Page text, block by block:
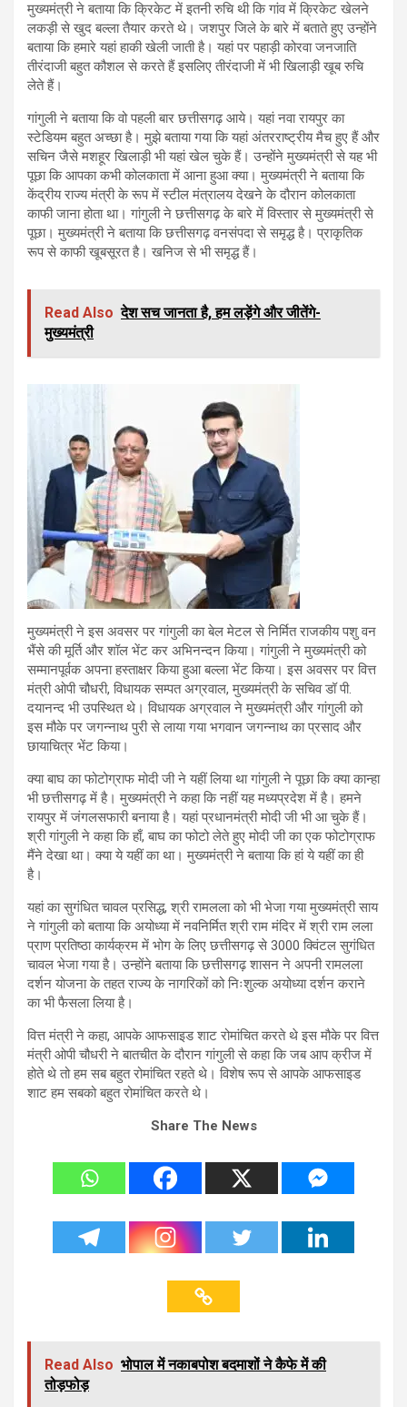
मुख्यमंत्री ने बताया कि क्रिकेट में इतनी रुचि थी कि गांव में क्रिकेट खेलने
लकड़ी से खुद बल्ला तैयार करते थे। जशपुर जिले के बारे में बताते हुए उन्होंने
बताया कि हमारे यहां हाकी खेली जाती है। यहां पर पहाड़ी कोरवा जनजाति
तीरंदाजी बहुत कौशल से करते हैं इसलिए तीरंदाजी में भी खिलाड़ी खूब रुचि
लेते हैं।
गांगुली ने बताया कि वो पहली बार छत्तीसगढ़ आये। यहां नवा रायपुर का
स्टेडियम बहुत अच्छा है। मुझे बताया गया कि यहां अंतरराष्ट्रीय मैच हुए हैं और
सचिन जैसे मशहूर खिलाड़ी भी यहां खेल चुके हैं। उन्होंने मुख्यमंत्री से यह भी
पूछा कि आपका कभी कोलकाता में आना हुआ क्या। मुख्यमंत्री ने बताया कि
केंद्रीय राज्य मंत्री के रूप में स्टील मंत्रालय देखने के दौरान कोलकाता
काफी जाना होता था। गांगुली ने छत्तीसगढ़ के बारे में विस्तार से मुख्यमंत्री से
पूछा। मुख्यमंत्री ने बताया कि छत्तीसगढ़ वनसंपदा से समृद्ध है। प्राकृतिक
रूप से काफी खूबसूरत है। खनिज से भी समृद्ध हैं।
Read Also देश सच जानता है, हम लड़ेंगे और जीतेंगे-
मुख्यमंत्री
मुख्यमंत्री ने इस अवसर पर गांगुली का बेल मेटल से निर्मित राजकीय पशु वन
भैंसे की मूर्ति और शॉल भेंट कर अभिनन्दन किया। गांगुली ने मुख्यमंत्री को
सम्मानपूर्वक अपना हस्ताक्षर किया हुआ बल्ला भेंट किया। इस अवसर पर वित्त
मंत्री ओपी चौधरी, विधायक सम्पत अग्रवाल, मुख्यमंत्री के सचिव डॉ पी.
दयानन्द भी उपस्थित थे। विधायक अग्रवाल ने मुख्यमंत्री और गांगुली को
इस मौके पर जगन्नाथ पुरी से लाया गया भगवान जगन्नाथ का प्रसाद और
छायाचित्र भेंट किया।
क्या बाघ का फोटोग्राफ मोदी जी ने यहीं लिया था गांगुली ने पूछा कि क्या कान्हा
भी छत्तीसगढ़ में है। मुख्यमंत्री ने कहा कि नहीं यह मध्यप्रदेश में है। हमने
रायपुर में जंगलसफारी बनाया है। यहां प्रधानमंत्री मोदी जी भी आ चुके हैं।
श्री गांगुली ने कहा कि हाँ, बाघ का फोटो लेते हुए मोदी जी का एक फोटोग्राफ
मैंने देखा था। क्या ये यहीं का था। मुख्यमंत्री ने बताया कि हां ये यहीं का ही
है।
यहां का सुगंधित चावल प्रसिद्ध, श्री रामलला को भी भेजा गया मुख्यमंत्री साय
ने गांगुली को बताया कि अयोध्या में नवनिर्मित श्री राम मंदिर में श्री राम लला
प्राण प्रतिष्ठा कार्यक्रम में भोग के लिए छत्तीसगढ़ से 3000 क्विंटल सुगंधित
चावल भेजा गया है। उन्होंने बताया कि छत्तीसगढ़ शासन ने अपनी रामलला
दर्शन योजना के तहत राज्य के नागरिकों को निःशुल्क अयोध्या दर्शन कराने
का भी फैसला लिया है।
वित्त मंत्री ने कहा, आपके आफसाइड शाट रोमांचित करते थे इस मौके पर वित्त
मंत्री ओपी चौधरी ने बातचीत के दौरान गांगुली से कहा कि जब आप क्रीज में
होते थे तो हम सब बहुत रोमांचित रहते थे। विशेष रूप से आपके आफसाइड
शाट हम सबको बहुत रोमांचित करते थे।
Share The News
Read Also भोपाल में नकाबपोश बदमाशों ने कैफे में की
तोड़फोड़